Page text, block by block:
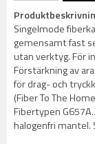
Singelmode
gemensamt fast
utan verktyg. För
Förstärkning av
för drag- och
(Fiber To The
Fibertypen
halogenfri mantel.